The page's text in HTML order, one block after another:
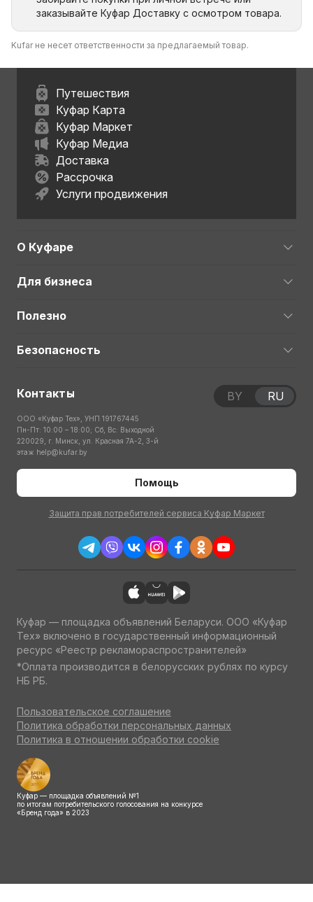
заказывайте Куфар Доставку с осмотром товара.
Kufar не несет ответственности за предлагаемый товар.
Путешествия
Куфар Карта
Куфар Маркет
Куфар Медиа
Доставка
Рассрочка
Услуги продвижения
О Куфаре
Для бизнеса
Полезно
Безопасность
Контакты
ООО «Куфар Тех», УНП 191767445
Пн-Пт: 10:00 – 18:00; Сб, Вс: Выходной
220029, г. Минск, ул. Красная 7А-2, 3-й
этаж help@kufar.by
Помощь
Защита прав потребителей сервиса Куфар Маркет
BY RU
Куфар — площадка объявлений Беларуси. ООО «Куфар
Тех» включено в государственный информационный
ресурс «Реестр рекламораспространителей»
*Оплата производится в белорусских рублях по курсу
НБ РБ.
Пользовательское соглашение
Политика обработки персональных данных
Политика в отношении обработки cookie
Куфар — площадка объявлений №1
по итогам потребительского голосования на конкурсе
«Бренд года» в 2023